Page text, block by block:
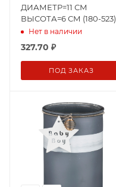
ДИАМЕТР=11 СМ
ВЫСОТА=6 СМ (180-523)
Нет в наличии
327.70 ₽
ПОД ЗАКАЗ